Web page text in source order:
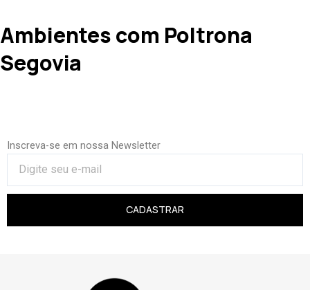
Ambientes com Poltrona
Segovia
Inscreva-se em nossa Newsletter
CADASTRAR